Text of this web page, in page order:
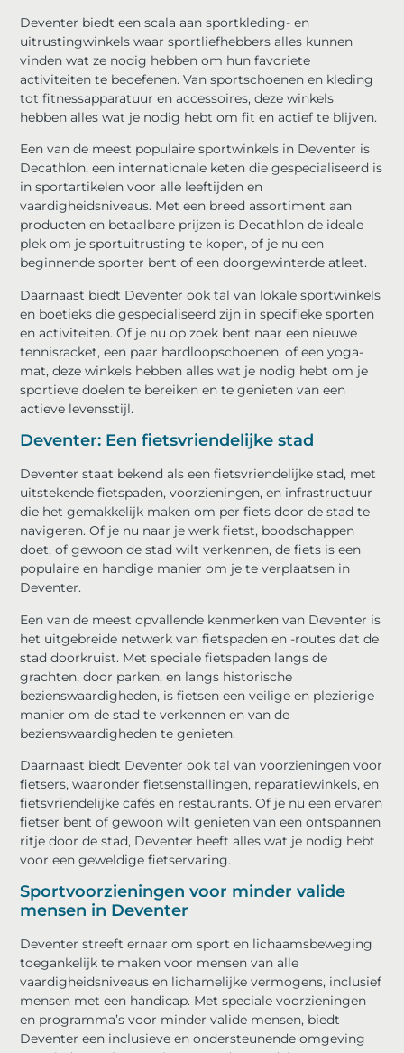
Deventer biedt een scala aan sportkleding- en
uitrustingwinkels waar sportliefhebbers alles kunnen
vinden wat ze nodig hebben om hun favoriete
activiteiten te beoefenen. Van sportschoenen en kleding
tot fitnessapparatuur en accessoires, deze winkels
hebben alles wat je nodig hebt om fit en actief te blijven.
Een van de meest populaire sportwinkels in Deventer is
Decathlon, een internationale keten die gespecialiseerd is
in sportartikelen voor alle leeftijden en
vaardigheidsniveaus. Met een breed assortiment aan
producten en betaalbare prijzen is Decathlon de ideale
plek om je sportuitrusting te kopen, of je nu een
beginnende sporter bent of een doorgewinterde atleet.
Daarnaast biedt Deventer ook tal van lokale sportwinkels
en boetieks die gespecialiseerd zijn in specifieke sporten
en activiteiten. Of je nu op zoek bent naar een nieuwe
tennisracket, een paar hardloopschoenen, of een yoga-
mat, deze winkels hebben alles wat je nodig hebt om je
sportieve doelen te bereiken en te genieten van een
actieve levensstijl.
Deventer: Een fietsvriendelijke stad
Deventer staat bekend als een fietsvriendelijke stad, met
uitstekende fietspaden, voorzieningen, en infrastructuur
die het gemakkelijk maken om per fiets door de stad te
navigeren. Of je nu naar je werk fietst, boodschappen
doet, of gewoon de stad wilt verkennen, de fiets is een
populaire en handige manier om je te verplaatsen in
Deventer.
Een van de meest opvallende kenmerken van Deventer is
het uitgebreide netwerk van fietspaden en -routes dat de
stad doorkruist. Met speciale fietspaden langs de
grachten, door parken, en langs historische
bezienswaardigheden, is fietsen een veilige en plezierige
manier om de stad te verkennen en van de
bezienswaardigheden te genieten.
Daarnaast biedt Deventer ook tal van voorzieningen voor
fietsers, waaronder fietsenstallingen, reparatiewinkels, en
fietsvriendelijke cafés en restaurants. Of je nu een ervaren
fietser bent of gewoon wilt genieten van een ontspannen
ritje door de stad, Deventer heeft alles wat je nodig hebt
voor een geweldige fietservaring.
Sportvoorzieningen voor minder valide
mensen in Deventer
Deventer streeft ernaar om sport en lichaamsbeweging
toegankelijk te maken voor mensen van alle
vaardigheidsniveaus en lichamelijke vermogens, inclusief
mensen met een handicap. Met speciale voorzieningen
en programma’s voor minder valide mensen, biedt
Deventer een inclusieve en ondersteunende omgeving